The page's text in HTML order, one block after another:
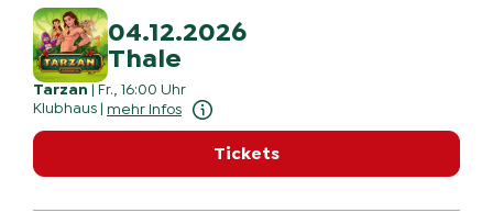
04.12.2026
Thale
Tarzan
Fr., 16:00 Uhr
Klubhaus
mehr Infos
Tickets